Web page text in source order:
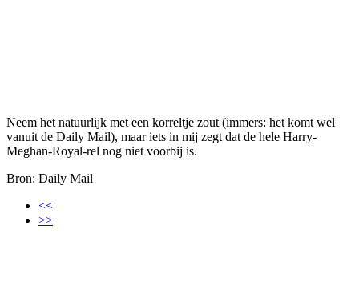
Neem het natuurlijk met een korreltje zout (immers: het komt wel
vanuit de Daily Mail), maar iets in mij zegt dat de hele Harry-
Meghan-Royal-rel nog niet voorbij is.
Bron: Daily Mail
<<
>>